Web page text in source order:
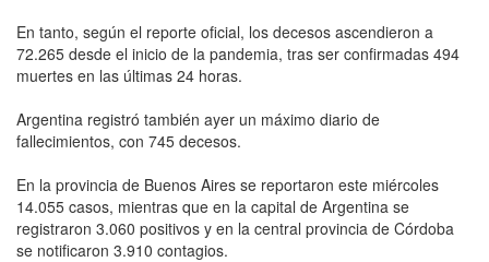
En tanto, según el reporte oficial, los decesos ascendieron a
72.265 desde el inicio de la pandemia, tras ser confirmadas 494
muertes en las últimas 24 horas.
Argentina registró también ayer un máximo diario de
fallecimientos, con 745 decesos.
En la provincia de Buenos Aires se reportaron este miércoles
14.055 casos, mientras que en la capital de Argentina se
registraron 3.060 positivos y en la central provincia de Córdoba
se notificaron 3.910 contagios.